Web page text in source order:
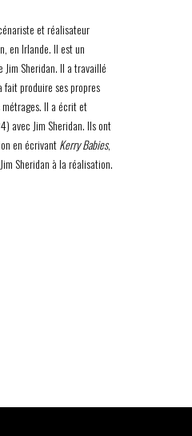
et réalisateur
en Irlande. Il est un
Sheridan. Il a travaillé
produire ses propres
Il a écrit et
avec Jim Sheridan. Ils ont
en écrivantKerry Babies,
Sheridan à la réalisation.